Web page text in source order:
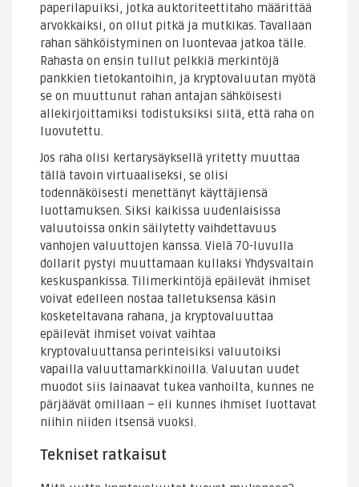
paperilapuiksi, jotka auktoriteettitaho määrittää
arvokkaiksi, on ollut pitkä ja mutkikas. Tavallaan
rahan sähköistyminen on luontevaa jatkoa tälle.
Rahasta on ensin tullut pelkkiä merkintöjä
pankkien tietokantoihin, ja kryptovaluutan myötä
se on muuttunut rahan antajan sähköisesti
allekirjoittamiksi todistuksiksi siitä, että raha on
luovutettu.
Jos raha olisi kertarysäyksellä yritetty muuttaa
tällä tavoin virtuaaliseksi, se olisi
todennäköisesti menettänyt käyttäjiensä
luottamuksen. Siksi kaikissa uudenlaisissa
valuutoissa onkin säilytetty vaihdettavuus
vanhojen valuuttojen kanssa. Vielä 70-luvulla
dollarit pystyi muuttamaan kullaksi Yhdysvaltain
keskuspankissa. Tilimerkintöjä epäilevät ihmiset
voivat edelleen nostaa talletuksensa käsin
kosketeltavana rahana, ja kryptovaluuttaa
epäilevät ihmiset voivat vaihtaa
kryptovaluuttansa perinteisiksi valuutoiksi
vapailla valuuttamarkkinoilla. Valuutan uudet
muodot siis lainaavat tukea vanhoilta, kunnes ne
pärjäävät omillaan – eli kunnes ihmiset luottavat
niihin niiden itsensä vuoksi.
Tekniset ratkaisut